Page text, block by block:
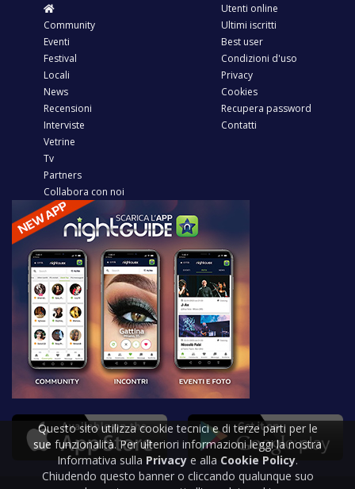
Community
Eventi
Festival
Locali
News
Recensioni
Interviste
Vetrine
Tv
Partners
Collabora con noi
Utenti online
Ultimi iscritti
Best user
Condizioni d'uso
Privacy
Cookies
Recupera password
Contatti
Questo sito utilizza cookie tecnici e di terze parti per le
sue funzionalità. Per ulteriori informazioni leggi la nostra
Informativa sulla Privacy e alla Cookie Policy.
Chiudendo questo banner o cliccando qualunque suo